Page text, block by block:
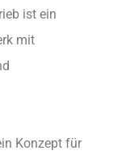
ist ein
mit
Konzept für